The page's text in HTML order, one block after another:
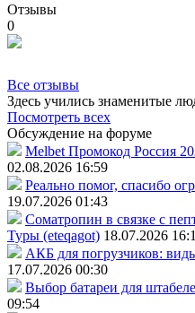
Отзывы
0
Все отзывы
Здесь учились знаменитые
Посмотреть всех
Обсуждение на форуме
Melbet Промокод Россия
02.08.2026 16:59
Реально помог, спасибо
19.07.2026 01:43
Соматропин в связке с
Туры (eteqagot) 18.07.2026
АКБ для погрузчиков:
17.07.2026 00:30
Выбор батареи для
09:54